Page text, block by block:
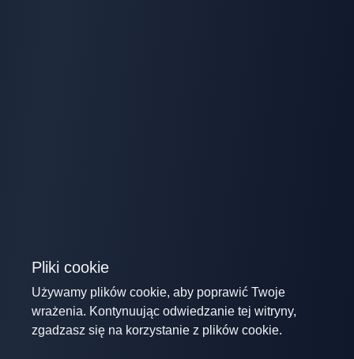
Pliki cookie
Używamy plików cookie, aby poprawić Twoje
wrażenia. Kontynuując odwiedzanie tej witryny,
zgadzasz się na korzystanie z plików cookie.